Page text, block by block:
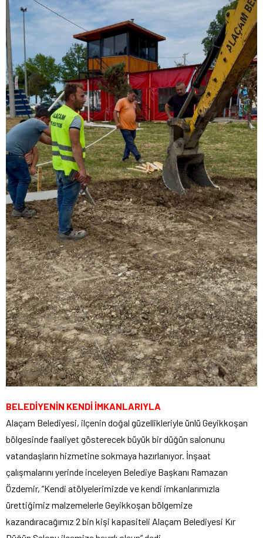
BELEDİYENİN KENDİ İMKANLARIYLA
Alaçam Belediyesi, ilçenin doğal güzellikleriyle ünlü Geyikkoşan
bölgesinde faaliyet gösterecek büyük bir düğün salonunu
vatandaşların hizmetine sokmaya hazırlanıyor. İnşaat
çalışmalarını yerinde inceleyen Belediye Başkanı Ramazan
Özdemir, “Kendi atölyelerimizde ve kendi imkanlarımızla
ürettiğimiz malzemelerle Geyikkoşan bölgemize
kazandıracağımız 2 bin kişi kapasiteli Alaçam Belediyesi Kır